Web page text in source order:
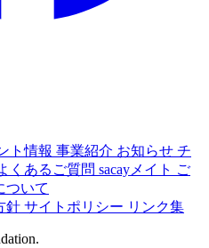
ト情報 事業紹介 お知らせ チ
くあるご質問 sacayメイト ご
ついて
針 サイトポリシー リンク集